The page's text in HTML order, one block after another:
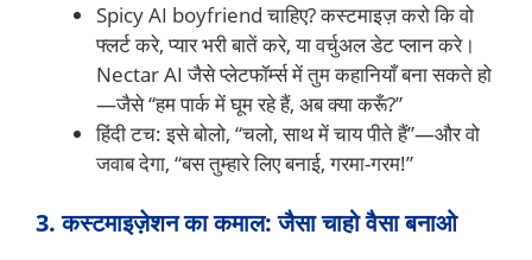
Spicy AI boyfriend चाहिए? कस्टमाइज़ करो कि वो
फ्लर्ट करे, प्यार भरी बातें करे, या वर्चुअल डेट प्लान करे।
Nectar AI जैसे प्लेटफॉर्म्स में तुम कहानियाँ बना सकते हो
—जैसे “हम पार्क में घूम रहे हैं, अब क्या करूँ?”
हिंदी टच: इसे बोलो, “चलो, साथ में चाय पीते हैं”—और वो
जवाब देगा, “बस तुम्हारे लिए बनाई, गरमा-गरम!”
3. कस्टमाइज़ेशन का कमाल: जैसा चाहो वैसा बनाओ